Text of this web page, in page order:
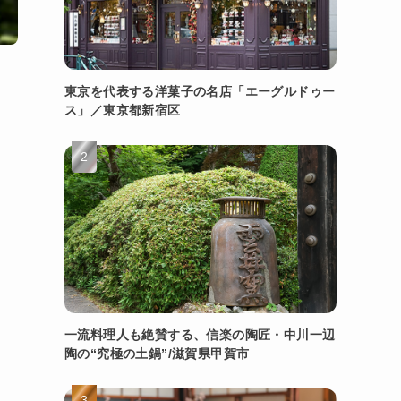
東京を代表する洋菓子の名店「エーグルドゥー
ス」／東京都新宿区
一流料理人も絶賛する、信楽の陶匠・中川一辺
陶の“究極の土鍋”/滋賀県甲賀市